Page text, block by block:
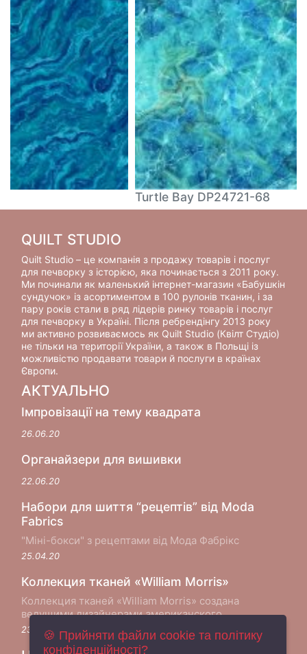
Turtle Bay DP24721-68
QUILT STUDIO
Quilt Studio – це компанія з продажу товарів і послуг
для печворку з історією, яка починається з 2011 року.
Ми починали як маленький інтернет-магазин «Бабушкін
сундучок» із асортиментом в 100 рулонів тканин, і за
пару років стали в ряд лідерів ринку товарів і послуг
для печворку в Україні. Після ребрендінгу 2013 року
ми активно розвиваємось як Quilt Studio (Квілт Студіо)
не тільки на території України, а також в Польщі із
можливістю продавати товари й послуги в країнах
Європи.
АКТУАЛЬНО
Імпровізації на тему квадрата
26.06.20
Органайзери для вишивки
22.06.20
Набори для шиття “рецептів” від Moda
Fabrics
"Міні-бокси" з рецептами від Мода Фабрікс
25.04.20
Коллекция тканей «William Morris»
Коллекция тканей «William Morris» создана
ведущими дизайнерами американского
производителя хлопковых тканей Moda Fabrics в
сотрудничестве с музеем Виктории и Альберта в
23.05.18🍪 Прийняти файли cookie та політику
конфіденційності?